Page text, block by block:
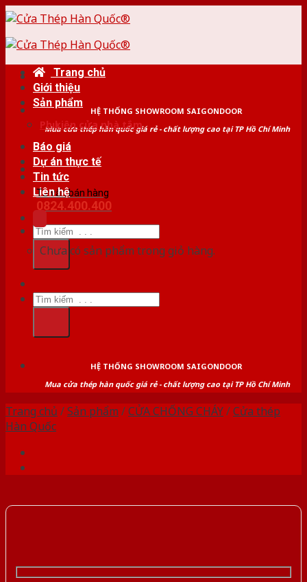
Skip
content
HỆ THỐNG SHOWROOM SAIGONDOOR
Mua cửa thép hàn quốc giá rẻ - chất lượng cao tại TP Hồ Chí Minh
Tư vấn bán hàng
0824.400.400
Tìm
kiếm:
Trang chủ
Giới thiệu
Sản phẩm
Phụ kiện cửa nhà tắm
Báo giá
Dự án thực tế
Tin tức
Liên hệ
Chưa có sản phẩm trong giỏ hàng.
Tìm
kiếm:
HỆ THỐNG SHOWROOM SAIGONDOOR
Mua cửa thép hàn quốc giá rẻ - chất lượng cao tại TP Hồ Chí Minh
Trang chủ /Sản phẩm /CỬA CHỐNG CHÁY/Cửa thép
Hàn Quốc